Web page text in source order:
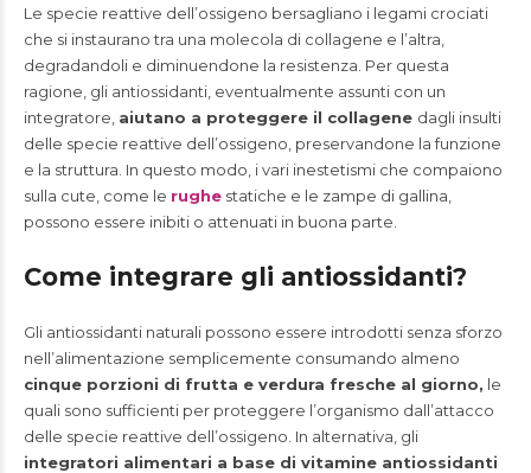
Le specie reattive dell’ossigeno bersagliano i legami crociati
che si instaurano tra una molecola di collagene e l’altra,
degradandoli e diminuendone la resistenza. Per questa
ragione, gli antiossidanti, eventualmente assunti con un
integratore, aiutano a proteggere il collagene dagli insulti
delle specie reattive dell’ossigeno, preservandone la funzione
e la struttura. In questo modo, i vari inestetismi che compaiono
sulla cute, come le rughe statiche e le zampe di gallina,
possono essere inibiti o attenuati in buona parte.
Come integrare gli antiossidanti?
Gli antiossidanti naturali possono essere introdotti senza sforzo
nell’alimentazione semplicemente consumando almeno
cinque porzioni di frutta e verdura fresche al giorno, le
quali sono sufficienti per proteggere l’organismo dall’attacco
delle specie reattive dell’ossigeno. In alternativa, gli
integratori alimentari a base di vitamine antiossidanti